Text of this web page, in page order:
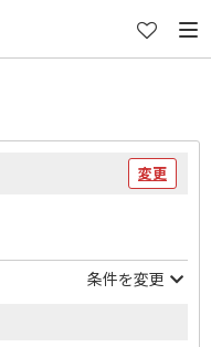
変更
条件を変更